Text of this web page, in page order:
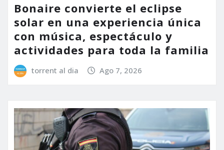
Bonaire convierte el eclipse
solar en una experiencia única
con música, espectáculo y
actividades para toda la familia
torrent al dia Ago 7, 2026